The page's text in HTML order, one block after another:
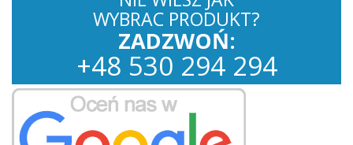
WYBRAC PRODUKT?
ZADZWOŃ:
+48 530 294 294